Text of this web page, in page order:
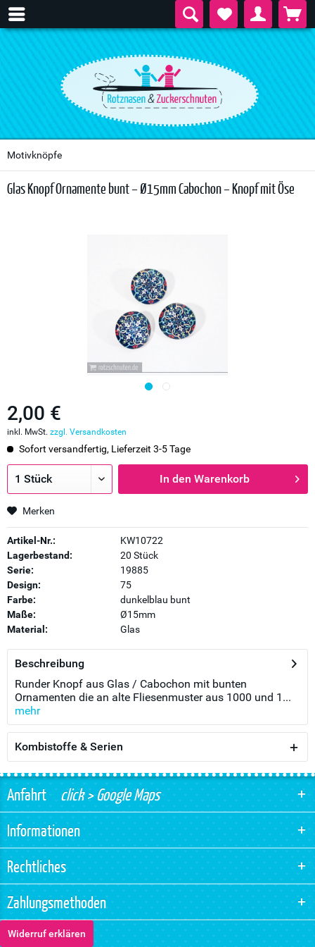
Motivknöpfe
Glas Knopf Ornamente bunt – Ø15mm Cabochon – Knopf mit Öse
2,00 €
inkl. MwSt. zzgl. Versandkosten
Sofort versandfertig, Lieferzeit 3-5 Tage
In den Warenkorb
Merken
Artikel-Nr.:
KW10722
Lagerbestand:
20 Stück
Serie:
19885
Design:
75
Farbe:
dunkelblau bunt
Maße:
Ø15mm
Material:
Glas
Beschreibung
Runder Knopf aus Glas / Cabochon mit bunten
Ornamenten die an alte Fliesenmuster aus 1000 und 1...
mehr
Kombistoffe & Serien
Anfahrtclick > Google Maps
Informationen
Rechtliches
Zahlungsmethoden
Widerruf erklären